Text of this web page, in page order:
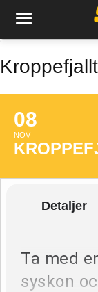
08
NOV
Detaljer
Ta med
syskon